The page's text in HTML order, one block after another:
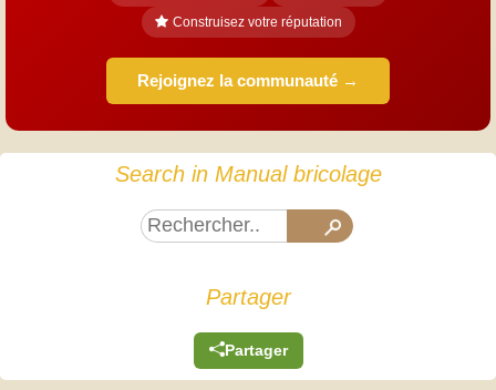
Construisez votre réputation
Rejoignez la communauté →
Search in Manual bricolage
Partager
Partager